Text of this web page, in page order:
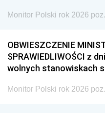
Monitor Polski rok 2026
OBWIESZCZENIE
SPRAWIEDLIWOŚCI z
wolnych stanowiskach
Monitor Polski rok 2026